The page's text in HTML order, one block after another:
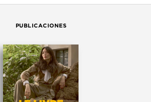
PUBLICACIONES